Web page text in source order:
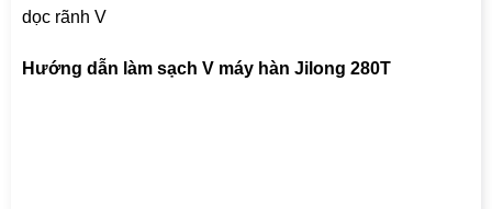
dọc rãnh V
Hướng dẫn làm sạch V máy hàn Jilong 280T